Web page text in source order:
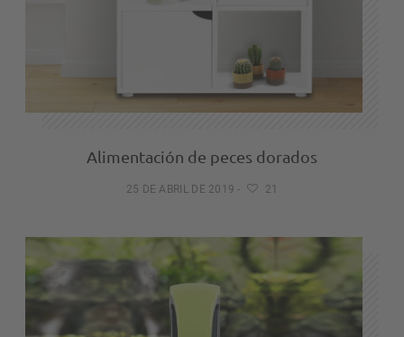
Alimentación de peces dorados
25 DE ABRIL DE 2019 - 21